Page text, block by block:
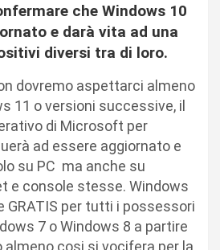
che Windows 10
e darà vita ad una
diversi tra di loro.
dovremo aspettarci almeno
11 o versioni successive, il
di Microsoft per
ad essere aggiornato e
su PC ma anche su
e console stesse. Windows
GRATIS per tutti i possessori
7 o Windows 8 a partire
almeno cosi si vocifera per la